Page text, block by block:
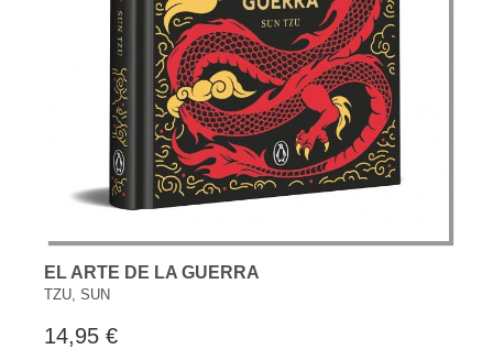
EL ARTE DE LA GUERRA
TZU, SUN
14,95 €